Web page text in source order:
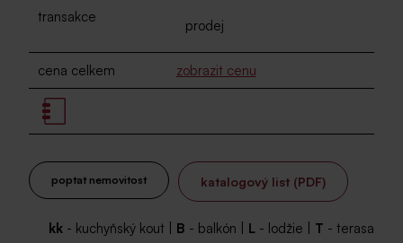
transakce
prodej
cena celkem zobrazit cenu
poptat nemovitost katalogový list (PDF)
kk - kuchyňský kout | B - balkón | L - lodžie | T - terasa